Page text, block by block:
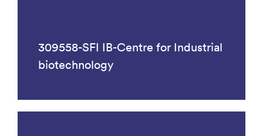
309558-SFI IB-Centre for Industrial
biotechnology